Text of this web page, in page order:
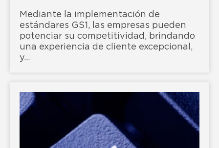
Mediante la implementación de
estándares GS1, las empresas pueden
potenciar su competitividad, brindando
una experiencia de cliente excepcional,
y...